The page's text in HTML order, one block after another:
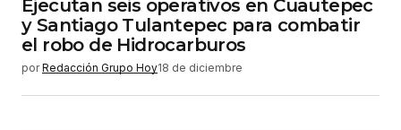
Ejecutan seis operativos en Cuautepec
y Santiago Tulantepec para combatir
el robo de Hidrocarburos
por Redacción Grupo Hoy18 de diciembre